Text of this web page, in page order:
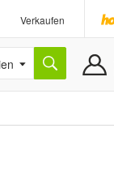
Verkaufen